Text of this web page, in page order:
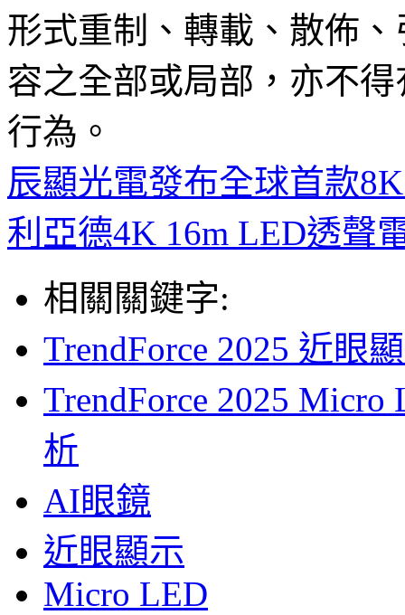
形式重制、轉載、散佈
容之全部或局部，亦不
行為。
辰顯光電發布全球首款
利亞德4K 16m LED透聲
相關關鍵字:
TrendForce 2025 近眼
TrendForce 2025
析
AI眼鏡
近眼顯示
Micro LED